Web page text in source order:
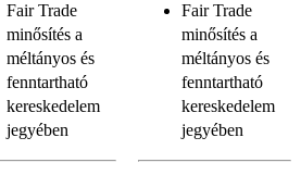
Fair Trade
minősítés a
méltányos és
fenntartható
kereskedelem
jegyében
Fair Trade
minősítés a
méltányos és
fenntartható
kereskedelem
jegyében